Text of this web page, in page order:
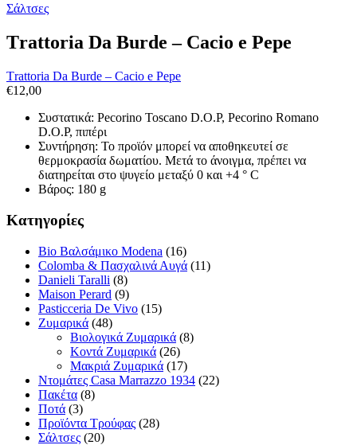
Σάλτσες
Τrattoria Da Burde – Cacio e Pepe
Τrattoria Da Burde – Cacio e Pepe
€12,00
Συστατικά: Pecorino Toscano D.O.P, Pecorino Romano
D.O.P, πιπέρι
Συντήρηση: Το προϊόν μπορεί να αποθηκευτεί σε
θερμοκρασία δωματίου. Μετά το άνοιγμα, πρέπει να
διατηρείται στο ψυγείο μεταξύ 0 και +4 ° C
Βάρος: 180 g
Κατηγορίες
Bio Βαλσάμικο Modena (16)
Colomba & Πασχαλινά Αυγά (11)
Danieli Taralli (8)
Maison Perard (9)
Pasticceria De Vivo (15)
Ζυμαρικά (48)
Βιολογικά Ζυμαρικά (8)
Κοντά Ζυμαρικά (26)
Μακριά Ζυμαρικά (17)
Ντομάτες Casa Marrazzo 1934 (22)
Πακέτα (8)
Ποτά (3)
Προϊόντα Τρούφας (28)
Σάλτσες (20)